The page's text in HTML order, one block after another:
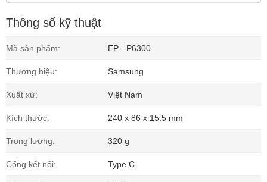
Thông số kỹ thuật
Mã sản phẩm: EP - P6300
Thương hiệu: Samsung
Xuất xứ: Việt Nam
Kích thước: 240 x 86 x 15.5 mm
Trọng lượng: 320 g
Cổng kết nối: Type C